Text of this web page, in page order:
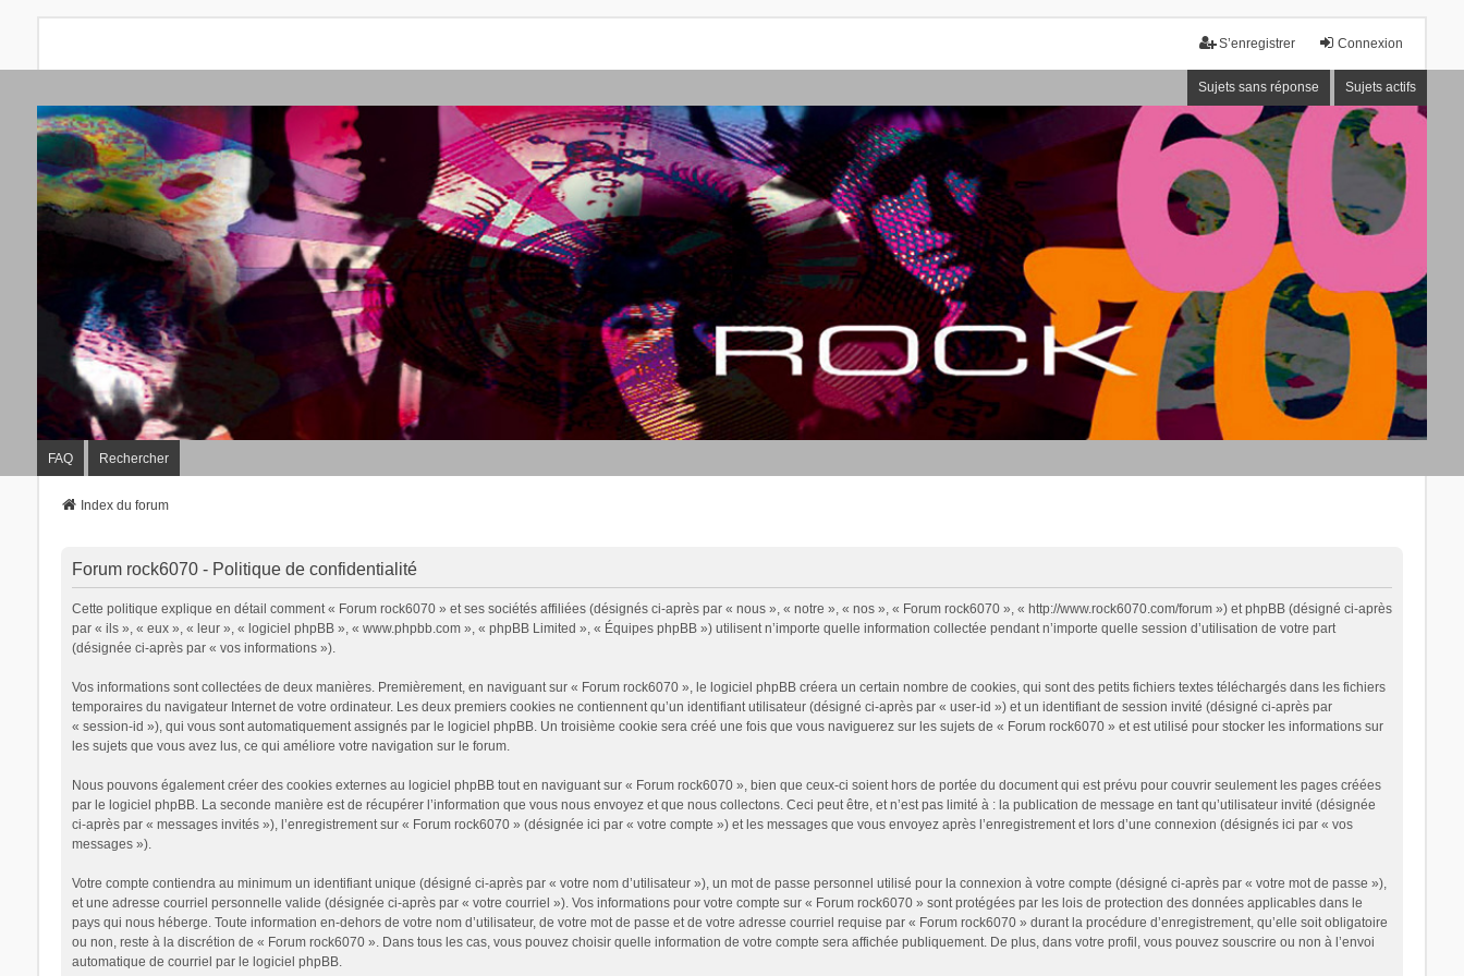
Connexion
S’enregistrer
Sujets sans réponse Sujets actifs
FAQ Rechercher
Index du forum
Forum rock6070 - Politique de confidentialité
Cette politique explique en détail comment « Forum rock6070 » et ses sociétés affiliées (désignés ci-après par « nous », « notre », « nos », « Forum rock6070 », « http://www.rock6070.com/forum ») et phpBB (désigné ci-après
par « ils », « eux », « leur », « logiciel phpBB », « www.phpbb.com », « phpBB Limited », « Équipes phpBB ») utilisent n’importe quelle information collectée pendant n’importe quelle session d’utilisation de votre part
(désignée ci-après par « vos informations »).
Vos informations sont collectées de deux manières. Premièrement, en naviguant sur « Forum rock6070 », le logiciel phpBB créera un certain nombre de cookies, qui sont des petits fichiers textes téléchargés dans les fichiers
temporaires du navigateur Internet de votre ordinateur. Les deux premiers cookies ne contiennent qu’un identifiant utilisateur (désigné ci-après par « user-id ») et un identifiant de session invité (désigné ci-après par
« session-id »), qui vous sont automatiquement assignés par le logiciel phpBB. Un troisième cookie sera créé une fois que vous naviguerez sur les sujets de « Forum rock6070 » et est utilisé pour stocker les informations sur
les sujets que vous avez lus, ce qui améliore votre navigation sur le forum.
Nous pouvons également créer des cookies externes au logiciel phpBB tout en naviguant sur « Forum rock6070 », bien que ceux-ci soient hors de portée du document qui est prévu pour couvrir seulement les pages créées
par le logiciel phpBB. La seconde manière est de récupérer l’information que vous nous envoyez et que nous collectons. Ceci peut être, et n’est pas limité à : la publication de message en tant qu’utilisateur invité (désignée
ci-après par « messages invités »), l’enregistrement sur « Forum rock6070 » (désignée ici par « votre compte ») et les messages que vous envoyez après l’enregistrement et lors d’une connexion (désignés ici par « vos
messages »).
Votre compte contiendra au minimum un identifiant unique (désigné ci-après par « votre nom d’utilisateur »), un mot de passe personnel utilisé pour la connexion à votre compte (désigné ci-après par « votre mot de passe »),
et une adresse courriel personnelle valide (désignée ci-après par « votre courriel »). Vos informations pour votre compte sur « Forum rock6070 » sont protégées par les lois de protection des données applicables dans le
pays qui nous héberge. Toute information en-dehors de votre nom d’utilisateur, de votre mot de passe et de votre adresse courriel requise par « Forum rock6070 » durant la procédure d’enregistrement, qu’elle soit obligatoire
ou non, reste à la discrétion de « Forum rock6070 ». Dans tous les cas, vous pouvez choisir quelle information de votre compte sera affichée publiquement. De plus, dans votre profil, vous pouvez souscrire ou non à l’envoi
automatique de courriel par le logiciel phpBB.